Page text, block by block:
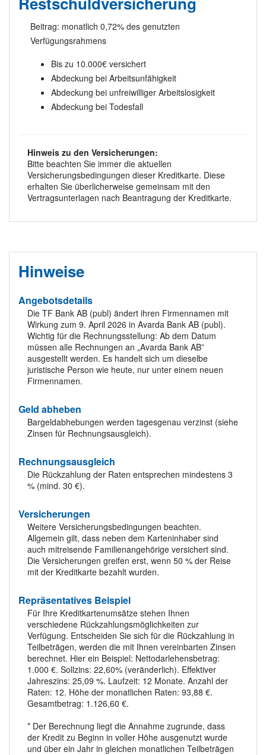
Beitrag: monatlich 0,72% des genutzten
Verfügungsrahmens
Bis zu 10.000€ versichert
Abdeckung bei Arbeitsunfähigkeit
Abdeckung bei unfreiwilliger Arbeitslosigkeit
Abdeckung bei Todesfall
Hinweis zu den Versicherungen:
Bitte beachten Sie immer die aktuellen
Versicherungsbedingungen dieser Kreditkarte. Diese
erhalten Sie überlicherweise gemeinsam mit den
Vertragsunterlagen nach Beantragung der Kreditkarte.
Hinweise
Angebotsdetails
Die TF Bank AB (publ) ändert ihren Firmennamen mit
Wirkung zum 9. April 2026 in Avarda Bank AB (publ).
Wichtig für die Rechnungsstellung: Ab dem Datum
müssen alle Rechnungen an „Avarda Bank AB”
ausgestellt werden. Es handelt sich um dieselbe
juristische Person wie heute, nur unter einem neuen
Firmennamen.
Geld abheben
Bargeldabhebungen werden tagesgenau verzinst (siehe
Zinsen für Rechnungsausgleich).
Rechnungsausgleich
Die Rückzahlung der Raten entsprechen mindestens 3
% (mind. 30 €).
Versicherungen
Weitere Versicherungsbedingungen beachten.
Allgemein gilt, dass neben dem Karteninhaber sind
auch mitreisende Familienangehörige versichert sind.
Die Versicherungen greifen erst, wenn 50 % der Reise
mit der Kreditkarte bezahlt wurden.
Repräsentatives Beispiel
Für Ihre Kreditkartenumsätze stehen Ihnen
verschiedene Rückzahlungsmöglichkeiten zur
Verfügung. Entscheiden Sie sich für die Rückzahlung in
Teilbeträgen, werden die mit Ihnen vereinbarten Zinsen
berechnet. Hier ein Beispiel: Nettodarlehensbetrag:
1.000 €. Sollzins: 22,60% (veränderlich). Effektiver
Jahreszins: 25,09 %. Laufzeit: 12 Monate. Anzahl der
Raten: 12. Höhe der monatlichen Raten: 93,88 €.
Gesamtbetrag: 1.126,60 €.
* Der Berechnung liegt die Annahme zugrunde, dass
der Kredit zu Beginn in voller Höhe ausgenutzt wurde
und über ein Jahr in gleichen monatlichen Teilbeträgen